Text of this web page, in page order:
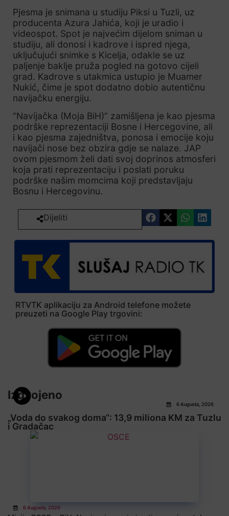
Pjesma je snimana u studiju Piksi u Tuzli, uz
producenta Azura Jahića, koji je uradio i
videospot. Spot je najvećim dijelom sniman u
studiju, ali donosi i kadrove i ispred njega,
uključujući snimke s Kicelja, odakle se uz
paljenje baklje pruža pogled na gotovo cijeli
grad. Kadrove s utakmica ustupio je Muamer
Nukić, čime je spot dodatno dobio autentičnu
navijačku energiju.
“Navijačka (Moja BiH)” zamišljena je kao pjesma
podrške reprezentaciji Bosne i Hercegovine, ali
i kao pjesma zajedništva, ponosa i emocije koju
navijači nose bez obzira gdje se nalaze. JAP
ovom pjesmom želi dati svoj doprinos atmosferi
koja prati reprezentaciju i poslati poruku
podrške našim momcima koji predstavljaju
Bosnu i Hercegovinu.
Dijeliti
RTVTK aplikaciju za Android telefone možete
preuzeti na Google Play trgovini:
Izdvojeno
6 Augusta, 2026
„Voda do svakog doma“: 13,9 miliona KM za Tuzlu
i Gradačac
6 Augusta, 2026